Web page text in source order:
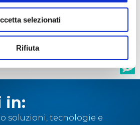
selezionati
Rifiuta
SESSOLA ST CF/SING BLU
DETECT 125ml 100pz
SESSOLA ST CF/SING BLU
DETECT 250ml 100pz
in:
soluzioni, tecnologie e